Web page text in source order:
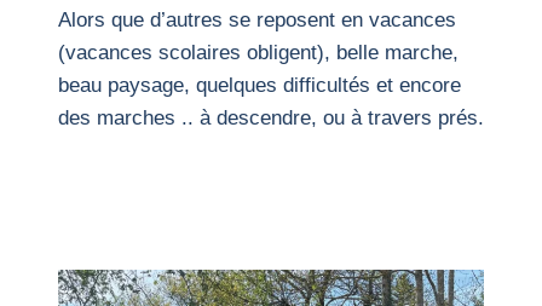
Alors que d’autres se reposent en vacances
(vacances scolaires obligent), belle marche,
beau paysage, quelques difficultés et encore
des marches .. à descendre, ou à travers prés.